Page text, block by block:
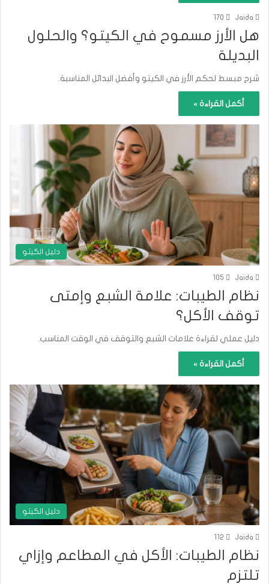
Jaida
170
هل الأرز مسموح في الكيتو؟ والحلول
البديلة
شرح مبسط لحكم الأرز في الكيتو وأفضل البدائل المناسبة.
أكمل القراءة »
دليل الكيتو
Jaida
105
نظام الطيبات: علامة الشبع وإمتى
توقف الأكل؟
دليل عملي لقراءة علامات الشبع والتوقف في الوقت المناسب.
أكمل القراءة »
دليل الكيتو
Jaida
112
نظام الطيبات: الأكل في المطاعم وإزاي
تلتزم